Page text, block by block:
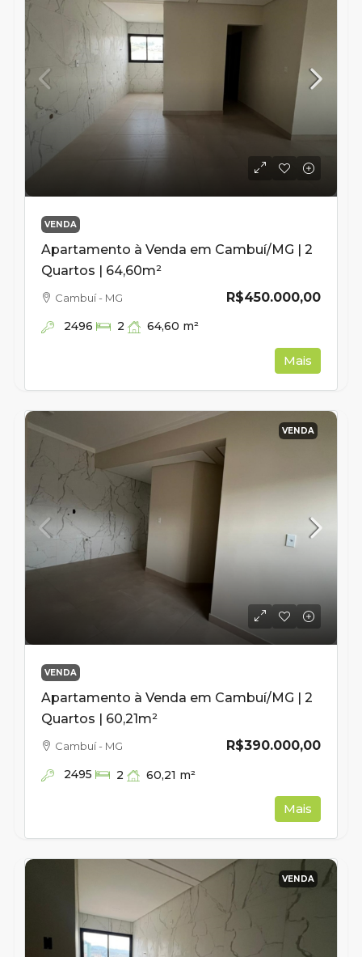
VENDA
Apartamento à Venda em Cambuí/MG | 2
Quartos | 64,60m²
R$450.000,00
Cambuí - MG
2496 2 64,60 m²
Mais
VENDA
VENDA
Apartamento à Venda em Cambuí/MG | 2
Quartos | 60,21m²
R$390.000,00
Cambuí - MG
2495 2 60,21 m²
Mais
VENDA